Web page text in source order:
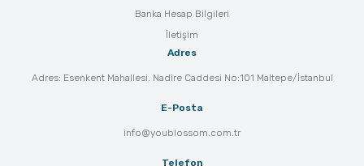
Banka Hesap Bilgileri
İletişim
Adres
Adres: Esenkent Mahallesi. Nadire Caddesi No:101 Maltepe/İstanbul
E-Posta
info@youblossom.com.tr
Telefon